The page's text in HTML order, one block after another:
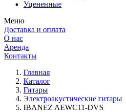
Уцененные
Меню
Доставка и оплата
О нас
Аренда
Контакты
Главная
Каталог
Гитары
Электроакустические гитары
IBANEZ AEWC11-DVS